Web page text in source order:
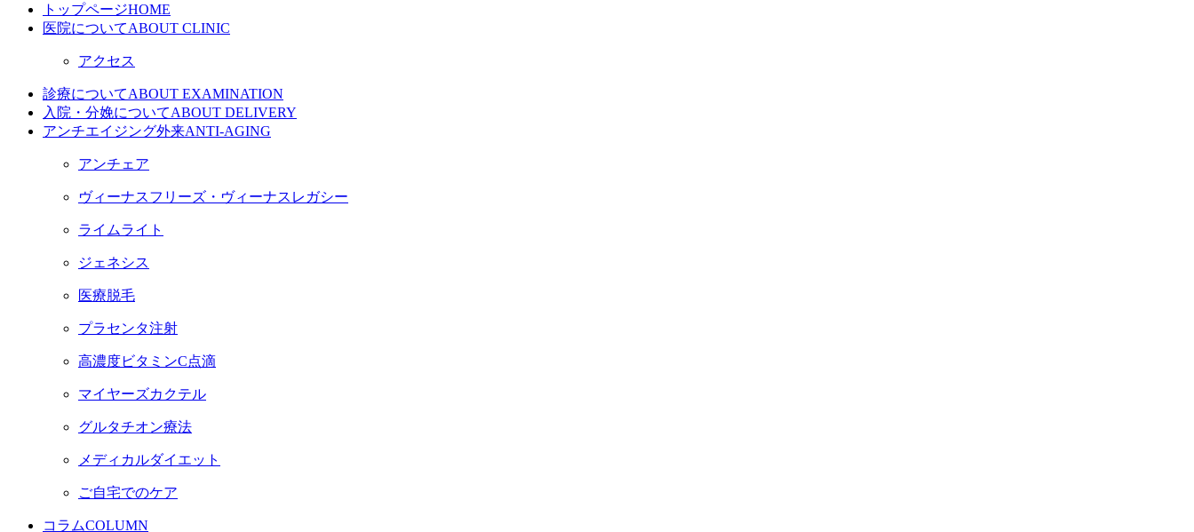
トップページHOME
医院についてABOUT CLINIC
アクセス
診療についてABOUT EXAMINATION
入院・分娩についてABOUT DELIVERY
アンチエイジング外来ANTI-AGING
アンチェア
ヴィーナスフリーズ・ヴィーナスレガシー
ライムライト
ジェネシス
医療脱毛
プラセンタ注射
高濃度ビタミンC点滴
マイヤーズカクテル
グルタチオン療法
メディカルダイエット
ご自宅でのケア
コラムCOLUMN